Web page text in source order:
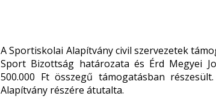
A Sportiskolai Alapítvány civil szervezetek
Sport Bizottság határozata és Érd Megyei
500.000 Ft összegű támogatásban
Alapítvány részére átutalta.